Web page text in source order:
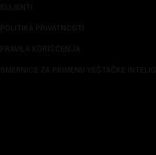
KLIJENTI
POLITIKA PRIVATNOSTI
PRAVILA KORIŠĆENJA
SMERNICE ZA PRIMENU VEŠTAČKE